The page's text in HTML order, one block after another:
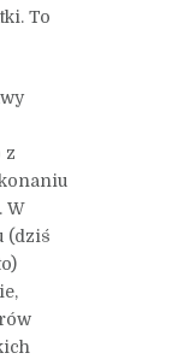
To
z
W
(dziś